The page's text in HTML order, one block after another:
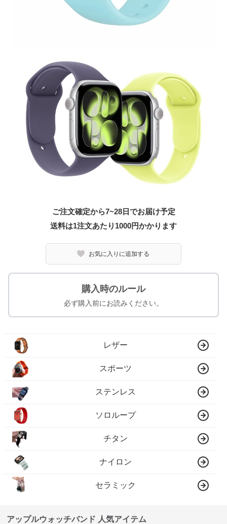
ご注文確定から7~28日でお届け予定
送料は1注文あたり 1000円かかります
お気に入りに追加する
購入時のルール
必ず購入前にお読みください。
レザー
スポーツ
ステンレス
ソロループ
チタン
ナイロン
セラミック
アップルウォッチバンド 人気アイテム